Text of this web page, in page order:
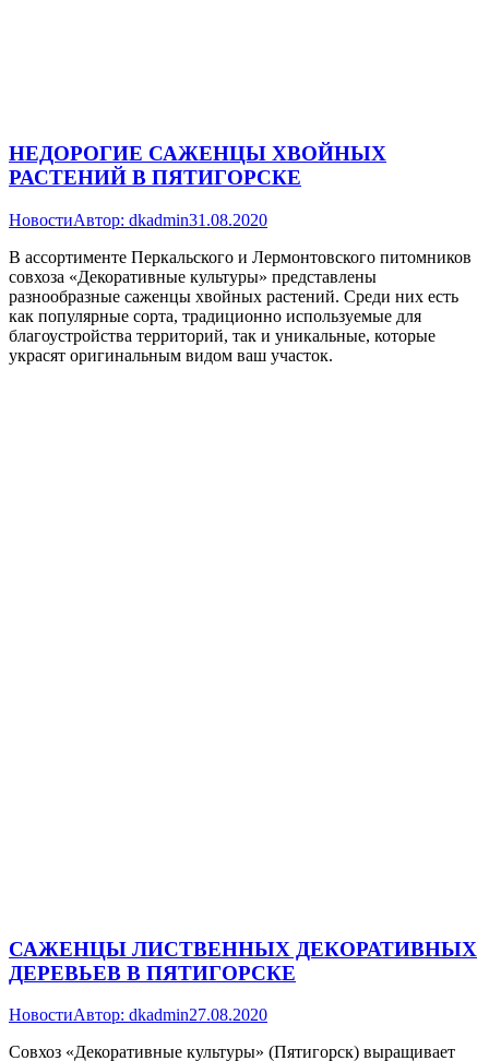
НЕДОРОГИЕ САЖЕНЦЫ ХВОЙНЫХ
РАСТЕНИЙ В ПЯТИГОРСКЕ
НовостиАвтор: dkadmin31.08.2020
В ассортименте Перкальского и Лермонтовского питомников
совхоза «Декоративные культуры» представлены
разнообразные саженцы хвойных растений. Среди них есть
как популярные сорта, традиционно используемые для
благоустройства территорий, так и уникальные, которые
украсят оригинальным видом ваш участок.
САЖЕНЦЫ ЛИСТВЕННЫХ ДЕКОРАТИВНЫХ
ДЕРЕВЬЕВ В ПЯТИГОРСКЕ
НовостиАвтор: dkadmin27.08.2020
Совхоз «Декоративные культуры» (Пятигорск) выращивает